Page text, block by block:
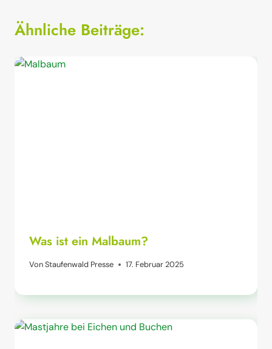
Ähnliche Beiträge:
Was ist ein Malbaum?
VonStaufenwald Presse 17. Februar 2025